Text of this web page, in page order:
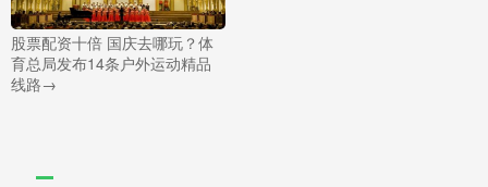
股票配资十倍 国庆去哪玩？体
育总局发布14条户外运动精品
线路→